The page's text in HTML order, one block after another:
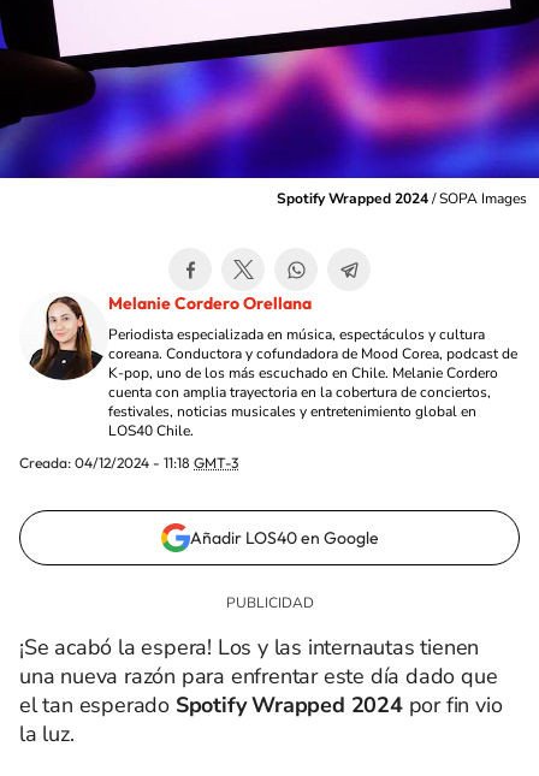
Spotify Wrapped 2024/SOPA Images
Melanie Cordero Orellana
Periodista especializada en música, espectáculos y cultura
coreana. Conductora y cofundadora de Mood Corea, podcast de
K-pop, uno de los más escuchado en Chile. Melanie Cordero
cuenta con amplia trayectoria en la cobertura de conciertos,
festivales, noticias musicales y entretenimiento global en
LOS40 Chile.
Creada: 04/12/2024 - 11:18 GMT-3
Añadir LOS40 en Google
¡Se acabó la espera! Los y las internautas tienen
una nueva razón para enfrentar este día dado que
el tan esperado Spotify Wrapped 2024por fin vio
la luz.